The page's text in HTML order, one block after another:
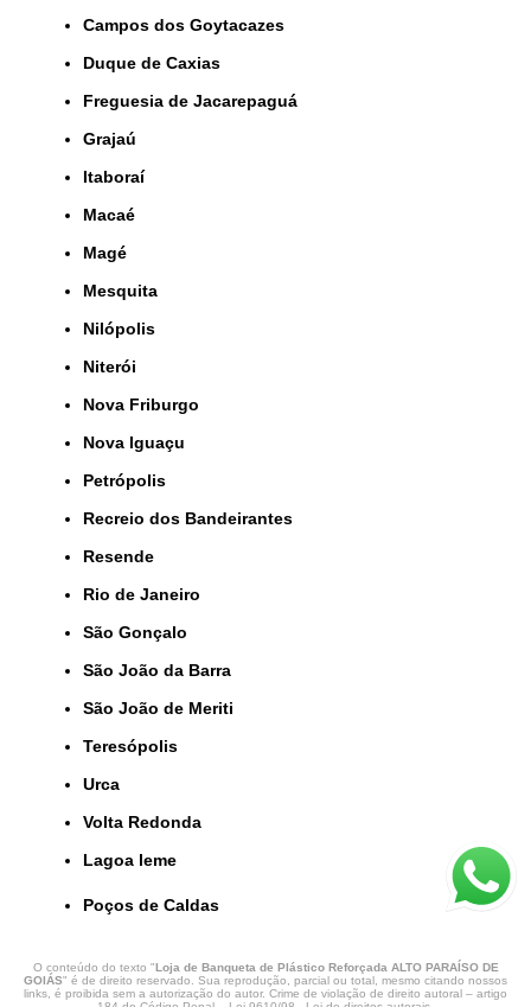
Campos dos Goytacazes
Duque de Caxias
Freguesia de Jacarepaguá
Grajaú
Itaboraí
Macaé
Magé
Mesquita
Nilópolis
Niterói
Nova Friburgo
Nova Iguaçu
Petrópolis
Recreio dos Bandeirantes
Resende
Rio de Janeiro
São Gonçalo
São João da Barra
São João de Meriti
Teresópolis
Urca
Volta Redonda
lagoa leme
Poços de Caldas
O conteúdo do texto "Loja de Banqueta de Plástico Reforçada ALTO PARAÍSO DE
GOIÁS" é de direito reservado. Sua reprodução, parcial ou total, mesmo citando nossos
links, é proibida sem a autorização do autor. Crime de violação de direito autoral – artigo